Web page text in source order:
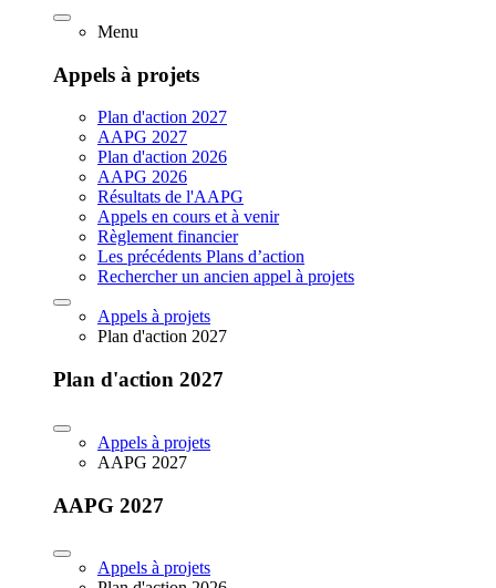
Menu
Appels à projets
Plan d'action 2027
AAPG 2027
Plan d'action 2026
AAPG 2026
Résultats de l'AAPG
Appels en cours et à venir
Règlement financier
Les précédents Plans d’action
Rechercher un ancien appel à projets
Appels à projets
Plan d'action 2027
Plan d'action 2027
Appels à projets
AAPG 2027
AAPG 2027
Appels à projets